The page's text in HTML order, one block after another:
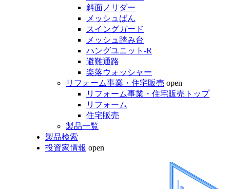
斜面ノリダー
メッシュばん
スイングガード
メッシュ踏み台
ハングユニット-R
避難通路
楽落ウォッシャー
リフォーム事業・住宅販売 open
リフォーム事業・住宅販売トップ
リフォーム
住宅販売
製品一覧
製品検索
投資家情報 open